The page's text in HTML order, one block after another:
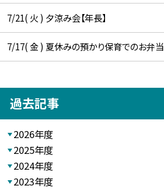
7/21( 火 ) 夕涼み会【年長】
7/17( 金 ) 夏休みの預かり保育でのお弁当
過去記事
2026年度
2025年度
2024年度
2023年度